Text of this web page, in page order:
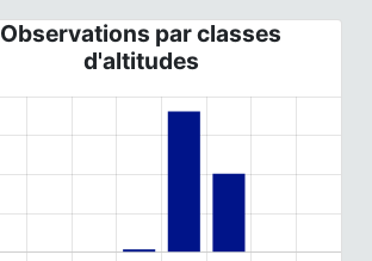
Observations par classes
d'altitudes